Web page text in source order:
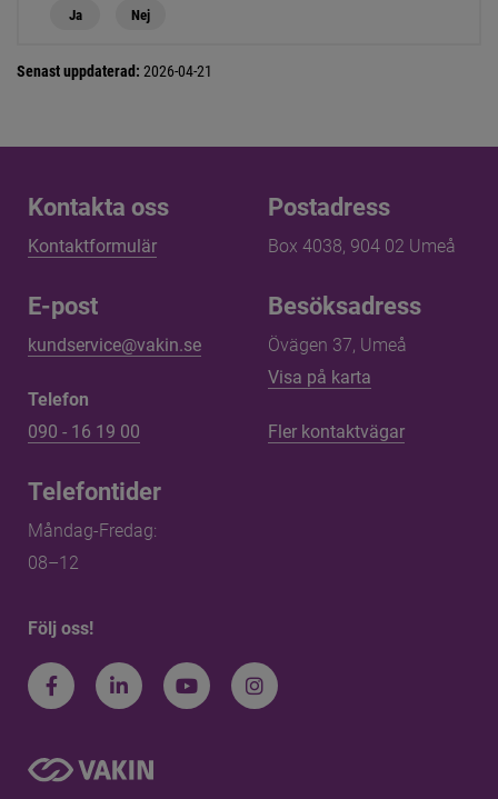
Ja Nej
Senast uppdaterad: 2026-04-21
Kontakta oss
Kontakta oss
Kontaktformulär
E-post
kundservice@vakin.se
Telefon
090 - 16 19 00
Telefontider
Måndag-Fredag:
08–12
Postadress
Box 4038, 904 02 Umeå
Besöksadress
Övägen 37, Umeå
Visa på karta
Fler kontaktvägar
Följ oss!
Facebook LinkedIn Youtube
Information